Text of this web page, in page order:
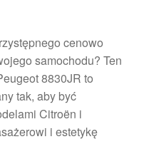
cenowo
samochodu? Ten
8830JR to
tak, aby być
Citroën i
i estetykę